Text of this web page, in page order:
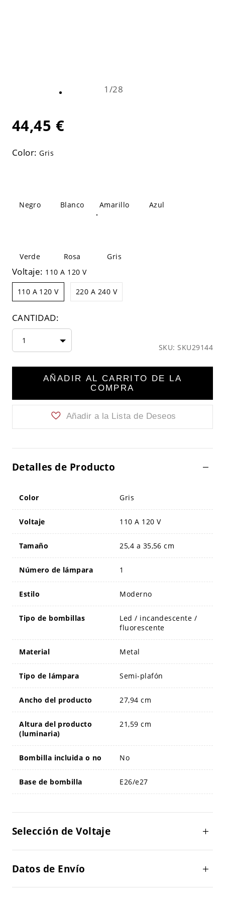
1 /28
44,45 €
Color:Gris
Negro Blanco Amarillo Azul
Verde Rosa Gris
Voltaje: 110 A 120 V
110 A 120 V 220 A 240 V
CANTIDAD:
1
SKU: SKU29144
AÑADIR AL CARRITO DE LA
COMPRA
Añadir a la Lista de Deseos
Detalles de Producto
Color Gris
Voltaje 110 A 120 V
Tamaño 25,4 a 35,56 cm
Número de lámpara 1
Estilo Moderno
Tipo de bombillas
Led / incandescente /
fluorescente
Material Metal
Tipo de lámpara Semi-plafón
Ancho del producto 27,94 cm
Altura del producto
(luminaria)
21,59 cm
Bombilla incluida o no No
Base de bombilla E26/e27
Selección de Voltaje
Datos de Envío